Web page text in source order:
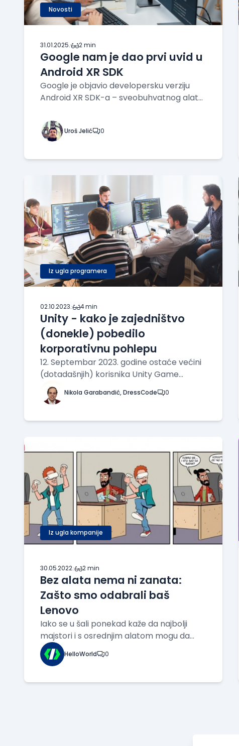
Novosti
31.01.2025.· 2 min
Google nam je dao prvi uvid u
Android XR SDK
Google je objavio developersku verziju
Android XR SDK-a – sveobuhvatnog alata
kreiranu u saradnji sa kompanijama
Samsung i Qualcomm. XR označava
Android XR se opisuje k
Uroš Jelić 0
Iz ugla programera
02.10.2023.· 4 min
Unity - kako je zajedništvo
(donekle) pobedilo
korporativnu pohlepu
12. Septembar 2023. godine ostaće većini
(dotadašnjih) korisnika Unity Game
Engine-a kao jedan od najgorih dana od
kada koriste taj alat. Tog dana je Unity
pomenutog engine-a, odlučila da
Nikola Garabandić, DressCode 0
Iz ugla kompanije
30.05.2022.· 2 min
Bez alata nema ni zanata:
Zašto smo odabrali baš
Lenovo
Iako se u šali ponekad kaže da najbolji
majstori i s osrednjim alatom mogu da
urade vrhunski posao, to baš i nije (skroz)
tačno. Dobrim majstorima treba dobar
motivisati da rade još bolje i kvalitetnije.
HelloWorld 0